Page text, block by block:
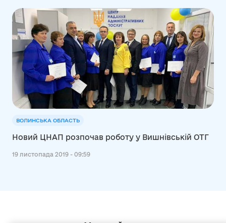
ВОЛИНСЬКА ОБЛАСТЬ
Новий ЦНАП розпочав роботу у Вишнівській ОТГ
19 листопада 2019 - 09:59